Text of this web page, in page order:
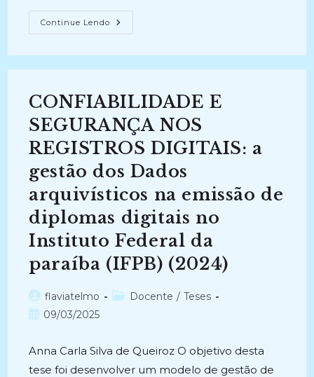
Continue Lendo A
RELEVÂNCIA
NOS
INSTITUIÇÕES
DE
ENSINO
SUPERIOR
(2017)
CONFIABILIDADE E
SEGURANÇA NOS
REGISTROS DIGITAIS: a
gestão dos Dados
arquivísticos na emissão de
diplomas digitais no
Instituto Federal da
paraíba (IFPB) (2024)
Autor
do
flaviatelmo
Categoria
Docente / Teses
Post09/03/2025
Anna Carla Silva de Queiroz O objetivo desta
tese foi desenvolver um modelo de gestão de